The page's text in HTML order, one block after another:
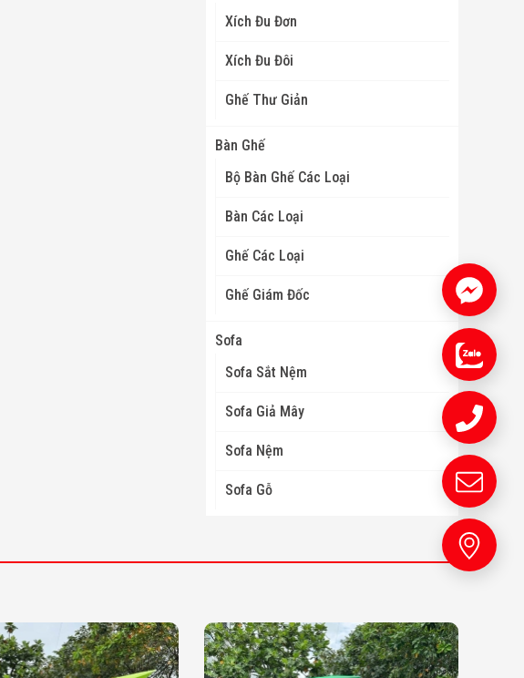
Xích Đu Đơn
Xích Đu Đôi
Ghế Thư Giản
Bàn Ghế
Bộ Bàn Ghế Các Loại
Bàn Các Loại
Ghế Các Loại
Ghế Giám Đốc
Sofa
Sofa Sắt Nệm
Sofa Giả Mây
Sofa Nệm
Sofa Gỗ